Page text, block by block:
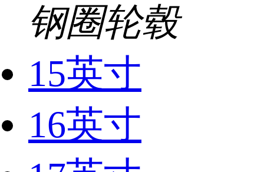
钢圈轮毂
15英寸
16英寸